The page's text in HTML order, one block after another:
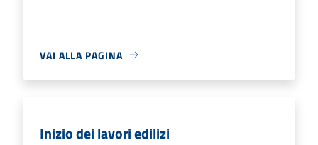
VAI ALLA PAGINA
Inizio dei lavori edilizi